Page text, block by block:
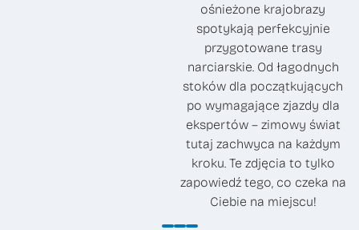
ośnieżone krajobrazy
spotykają perfekcyjnie
przygotowane trasy
narciarskie. Od łagodnych
stoków dla początkujących
po wymagające zjazdy dla
ekspertów – zimowy świat
tutaj zachwyca na każdym
kroku. Te zdjęcia to tylko
zapowiedź tego, co czeka na
Ciebie na miejscu!